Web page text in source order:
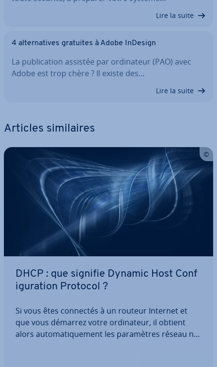
Lire la suite
4 al­ter­na­tives gratuites à Adobe InDesign
La pu­bli­ca­tion assistée par or­di­na­teur (PAO) avec
Adobe est trop chère ? Il existe des…
Lire la suite
Articles si­mi­laires
DHCP : que signifie Dynamic Host Con­f
i­gu­ra­tion Protocol ?
Si vous êtes connectés à un routeur Internet et
que vous démarrez votre or­di­na­teur, il obtient
alors au­to­ma­ti­que­ment les pa­ra­mètres réseau né­